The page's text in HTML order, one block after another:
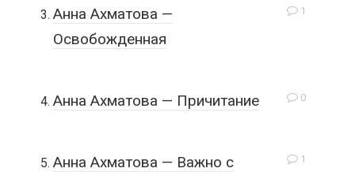
1
Анна Ахматова —
Освобожденная
0
Анна Ахматова — Причитание
1
Анна Ахматова — Важно с